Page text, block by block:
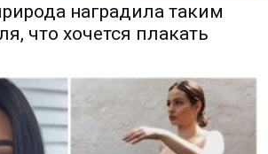
наградила таким
что хочется плакать